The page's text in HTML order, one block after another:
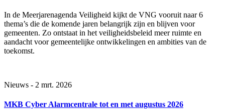
In de Meerjarenagenda Veiligheid kijkt de VNG vooruit naar 6
thema’s die de komende jaren belangrijk zijn en blijven voor
gemeenten. Zo ontstaat in het veiligheidsbeleid meer ruimte en
aandacht voor gemeentelijke ontwikkelingen en ambities van de
toekomst.
Nieuws - 2 mrt. 2026
MKB Cyber Alarmcentrale tot en met augustus 2026